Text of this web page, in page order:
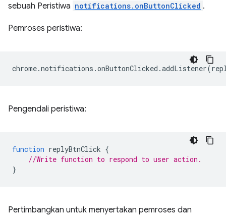
sebuah Peristiwa notifications.onButtonClicked .
Pemroses peristiwa:
chrome.notifications .onButtonClicked .addListener(
Pengendali peristiwa:
function replyBtnClick {
//Write function to respond to user action.
}
Pertimbangkan untuk menyertakan pemroses dan